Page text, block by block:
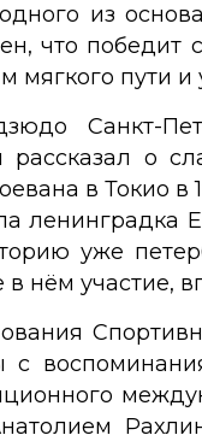
из
что
пути и
Санкт-
рассказал о
в Токио
ленинградка
уже
нём участие,
с